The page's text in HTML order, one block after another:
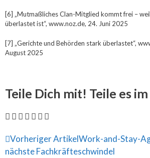
[6] „Mutmaßliches Clan-Mitglied kommt frei –
überlastet ist“, www.noz.de, 24. Juni 2025
[7] „Gerichte und Behörden stark überlastet“,
August 2025
Teile Dich mit! Teile es
Vorheriger ArtikelWork-and-Stay-
nächste Fachkräfteschwindel